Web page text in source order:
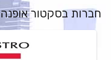
חברות בסקטור אופנה